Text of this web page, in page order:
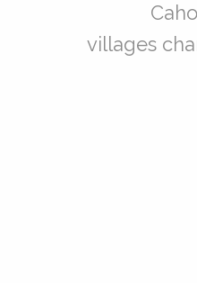
villages